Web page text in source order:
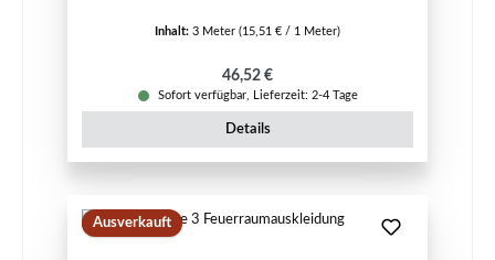
Inhalt: 3 Meter (15,51 € / 1 Meter)
Regulärer Preis:
46,52 €
Sofort verfügbar, Lieferzeit: 2-4 Tage
Details
Ausverkauft